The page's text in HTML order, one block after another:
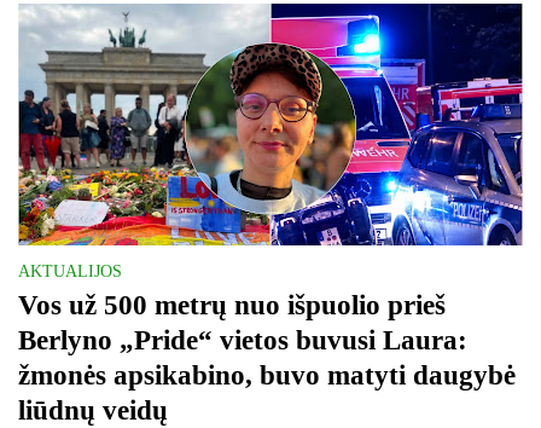
AKTUALIJOS
Vos už 500 metrų nuo išpuolio prieš
Berlyno „Pride“ vietos buvusi Laura:
žmonės apsikabino, buvo matyti daugybė
liūdnų veidų